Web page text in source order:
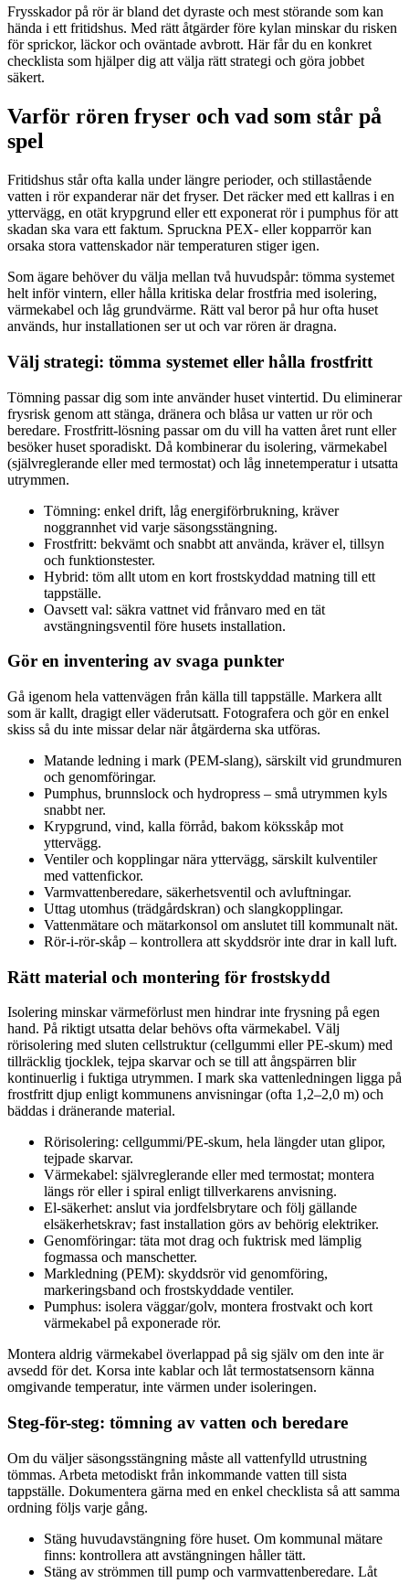
Frysskador på rör är bland det dyraste och mest störande som kan
hända i ett fritidshus. Med rätt åtgärder före kylan minskar du risken
för sprickor, läckor och oväntade avbrott. Här får du en konkret
checklista som hjälper dig att välja rätt strategi och göra jobbet
säkert.
Varför rören fryser och vad som står på
spel
Fritidshus står ofta kalla under längre perioder, och stillastående
vatten i rör expanderar när det fryser. Det räcker med ett kallras i en
yttervägg, en otät krypgrund eller ett exponerat rör i pumphus för att
skadan ska vara ett faktum. Spruckna PEX- eller kopparrör kan
orsaka stora vattenskador när temperaturen stiger igen.
Som ägare behöver du välja mellan två huvudspår: tömma systemet
helt inför vintern, eller hålla kritiska delar frostfria med isolering,
värmekabel och låg grundvärme. Rätt val beror på hur ofta huset
används, hur installationen ser ut och var rören är dragna.
Välj strategi: tömma systemet eller hålla frostfritt
Tömning passar dig som inte använder huset vintertid. Du eliminerar
frysrisk genom att stänga, dränera och blåsa ur vatten ur rör och
beredare. Frostfritt-lösning passar om du vill ha vatten året runt eller
besöker huset sporadiskt. Då kombinerar du isolering, värmekabel
(självreglerande eller med termostat) och låg innetemperatur i utsatta
utrymmen.
Tömning: enkel drift, låg energiförbrukning, kräver
noggrannhet vid varje säsongsstängning.
Frostfritt: bekvämt och snabbt att använda, kräver el, tillsyn
och funktionstester.
Hybrid: töm allt utom en kort frostskyddad matning till ett
tappställe.
Oavsett val: säkra vattnet vid frånvaro med en tät
avstängningsventil före husets installation.
Gör en inventering av svaga punkter
Gå igenom hela vattenvägen från källa till tappställe. Markera allt
som är kallt, dragigt eller väderutsatt. Fotografera och gör en enkel
skiss så du inte missar delar när åtgärderna ska utföras.
Matande ledning i mark (PEM-slang), särskilt vid grundmuren
och genomföringar.
Pumphus, brunnslock och hydropress – små utrymmen kyls
snabbt ner.
Krypgrund, vind, kalla förråd, bakom köksskåp mot
yttervägg.
Ventiler och kopplingar nära yttervägg, särskilt kulventiler
med vattenfickor.
Varmvattenberedare, säkerhetsventil och avluftningar.
Uttag utomhus (trädgårdskran) och slangkopplingar.
Vattenmätare och mätarkonsol om anslutet till kommunalt nät.
Rör-i-rör-skåp – kontrollera att skyddsrör inte drar in kall luft.
Rätt material och montering för frostskydd
Isolering minskar värmeförlust men hindrar inte frysning på egen
hand. På riktigt utsatta delar behövs ofta värmekabel. Välj
rörisolering med sluten cellstruktur (cellgummi eller PE-skum) med
tillräcklig tjocklek, tejpa skarvar och se till att ångspärren blir
kontinuerlig i fuktiga utrymmen. I mark ska vattenledningen ligga på
frostfritt djup enligt kommunens anvisningar (ofta 1,2–2,0 m) och
bäddas i dränerande material.
Rörisolering: cellgummi/PE-skum, hela längder utan glipor,
tejpade skarvar.
Värmekabel: självreglerande eller med termostat; montera
längs rör eller i spiral enligt tillverkarens anvisning.
El-säkerhet: anslut via jordfelsbrytare och följ gällande
elsäkerhetskrav; fast installation görs av behörig elektriker.
Genomföringar: täta mot drag och fuktrisk med lämplig
fogmassa och manschetter.
Markledning (PEM): skyddsrör vid genomföring,
markeringsband och frostskyddade ventiler.
Pumphus: isolera väggar/golv, montera frostvakt och kort
värmekabel på exponerade rör.
Montera aldrig värmekabel överlappad på sig själv om den inte är
avsedd för det. Korsa inte kablar och låt termostatsensorn känna
omgivande temperatur, inte värmen under isoleringen.
Steg-för-steg: tömning av vatten och beredare
Om du väljer säsongsstängning måste all vattenfylld utrustning
tömmas. Arbeta metodiskt från inkommande vatten till sista
tappställe. Dokumentera gärna med en enkel checklista så att samma
ordning följs varje gång.
Stäng huvudavstängning före huset. Om kommunal mätare
finns: kontrollera att avstängningen håller tätt.
Stäng av strömmen till pump och varmvattenberedare. Låt